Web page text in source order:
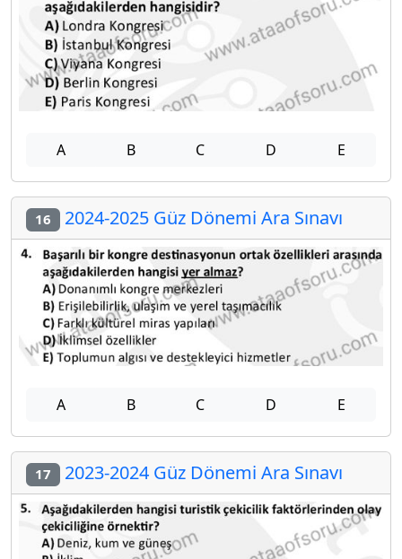
A B C D E
16 2024-2025 Güz Dönemi Ara Sınavı
A B C D E
17 2023-2024 Güz Dönemi Ara Sınavı